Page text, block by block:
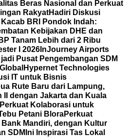
Beras Nasional dan Perkuat
RakyatHadiri Diskusi
BRI Pondok Indah:
Kebijakan DHE dan
Tanam Lebih dari 2 Ribu
I 2026 InJourney Airports
Pusat Pengembangan SDM
Hypernet Technologies
IT untuk Bisnis
Rute Baru dari Lampung,
II dengan Jakarta dan Kuala
Kolaborasi untuk
Petani BloraPerkuat
Mandiri, dengan Kultur
SDM Ini Inspirasi Tas Lokal